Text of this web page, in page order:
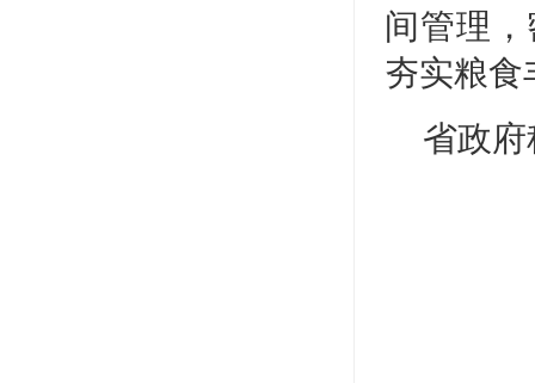
间管理
夯实粮食
省政